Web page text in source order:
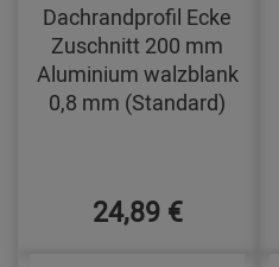
Dachrandprofil Ecke
Zuschnitt 200 mm
Aluminium walzblank
0,8 mm (Standard)
24,89 €